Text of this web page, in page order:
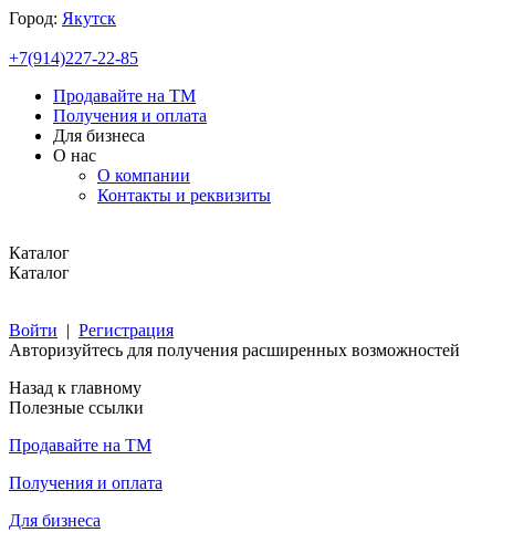
Город: Якутск
+7(914)227-22-85
Продавайте на ТМ
Получения и оплата
Для бизнеса
О нас
О компании
Контакты и реквизиты
Каталог
Каталог
Войти | Регистрация
Авторизуйтесь для получения расширенных возможностей
Назад к главному
Полезные ссылки
Продавайте на ТМ
Получения и оплата
Для бизнеса